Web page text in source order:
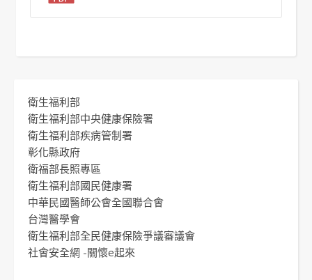
衛生福利部
衛生福利部中央健康保險署
衛生福利部疾病管制署
彰化縣政府
衛福部長照專區
衛生福利部國民健康署
中華民國醫師公會全國聯合會
台灣醫學會
衛生福利部全民健康保險爭議審議會
社會安全網 -關懷e起來